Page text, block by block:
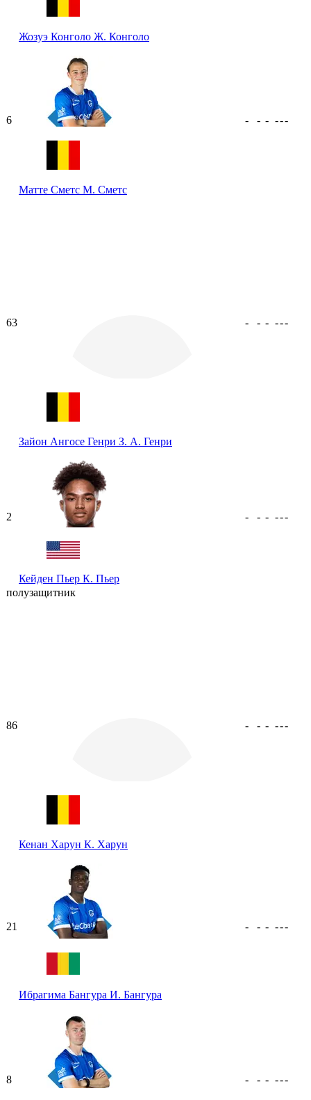
Жозуэ Конголо Ж. Конголо
6
Матте Сметс М. Сметс
- - - ---
63
Зайон Ангосе Генри З. А. Генри
- - - ---
2
Кейден Пьер К. Пьер
- - - ---
полузащитник
86
Кенан Харун К. Харун
- - - ---
21
Ибрагима Бангура И. Бангура
- - - ---
8 - - - ---